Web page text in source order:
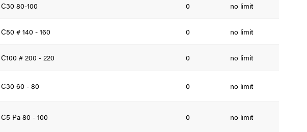
C30 80-100 0 no limit
C50 # 140 - 160 0 no limit
C100 # 200 - 220 0 no limit
C30 60 - 80 0 no limit
C5 Pa 80 - 100 0 no limit